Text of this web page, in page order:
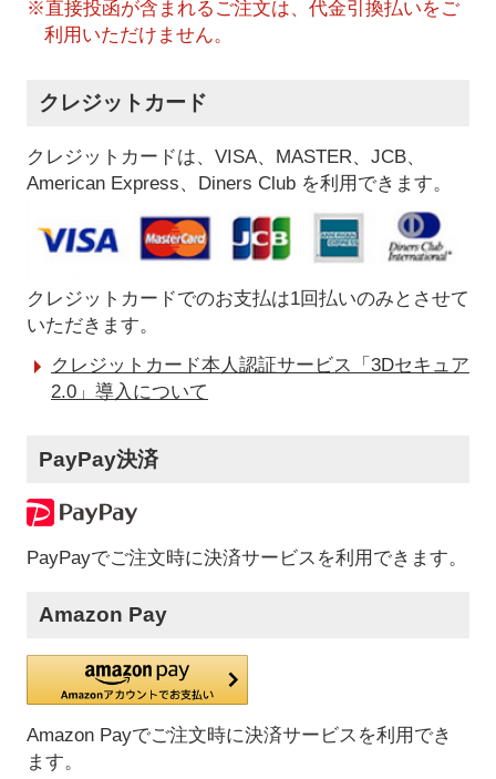
※直接投函が含まれるご注文は、代金引換払いをご
利用いただけません。
クレジットカード
クレジットカードは、VISA、MASTER、JCB、
American Express、Diners Club を利用できます。
クレジットカードでのお支払は1回払いのみとさせて
いただきます。
クレジットカード本人認証サービス「3Dセキュア
2.0」導入について
PayPay決済
PayPayでご注文時に決済サービスを利用できます。
Amazon Pay
Amazon Payでご注文時に決済サービスを利用でき
ます。